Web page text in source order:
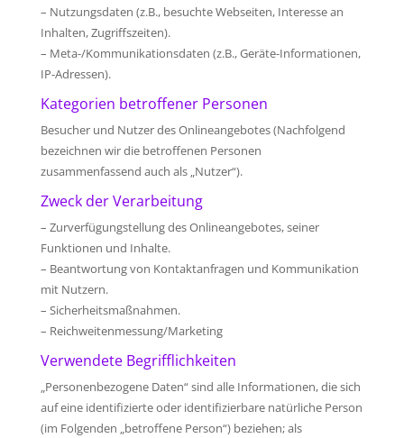
– Nutzungsdaten (z.B., besuchte Webseiten, Interesse an
Inhalten, Zugriffszeiten).
– Meta-/Kommunikationsdaten (z.B., Geräte-Informationen,
IP-Adressen).
Kategorien betroffener Personen
Besucher und Nutzer des Onlineangebotes (Nachfolgend
bezeichnen wir die betroffenen Personen
zusammenfassend auch als „Nutzer“).
Zweck der Verarbeitung
– Zurverfügungstellung des Onlineangebotes, seiner
Funktionen und Inhalte.
– Beantwortung von Kontaktanfragen und Kommunikation
mit Nutzern.
– Sicherheitsmaßnahmen.
– Reichweitenmessung/Marketing
Verwendete Begrifflichkeiten
„Personenbezogene Daten“ sind alle Informationen, die sich
auf eine identifizierte oder identifizierbare natürliche Person
(im Folgenden „betroffene Person“) beziehen; als